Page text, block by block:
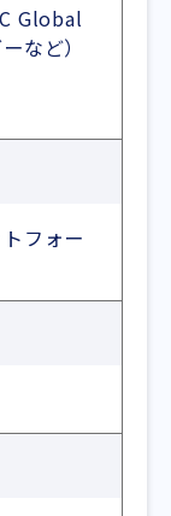
Global
など）
フォー